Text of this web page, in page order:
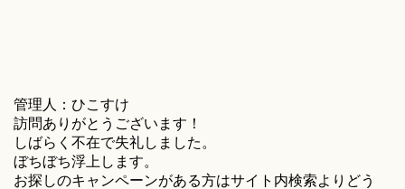
管理人：ひこすけ
訪問ありがとうございます！
しばらく不在で失礼しました。
ぼちぼち浮上します。
お探しのキャンペーンがある方はサイト内検索よりどう